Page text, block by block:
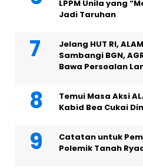
LPPM Unila yang
Jadi Taruhan
Jelang HUT RI,
Sambangi BGN,
Bawa Persoalan
Temui Masa Aksi
Kabid Bea Cukai
Catatan untuk
Polemik Tanah